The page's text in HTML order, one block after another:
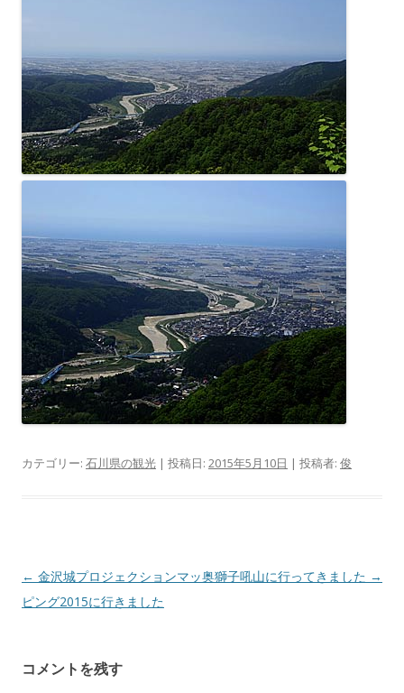
カテゴリー: 石川県の観光 | 投稿日: 2015年5月10日 | 投稿者: 俊
投
稿
ゲ
← 金沢城プロジェクションマッ
ピング2015に行きました
奥獅子吼山に行ってきました →
コメントを残す